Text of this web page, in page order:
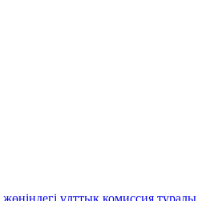
ұлттық комиссия туралы